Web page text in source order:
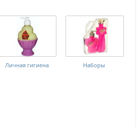
Личная гигиена Наборы